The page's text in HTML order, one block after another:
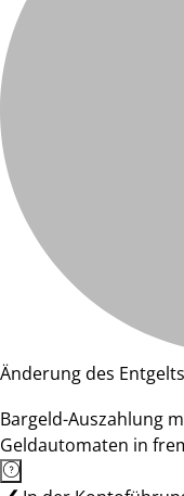
Änderung des
Bargeld-Auszahlung
Geldautomaten in